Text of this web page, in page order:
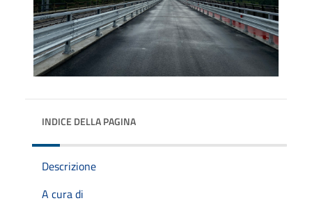
INDICE DELLA PAGINA
Descrizione
A cura di